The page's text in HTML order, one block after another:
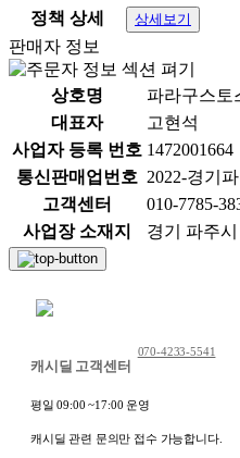
상품 정보고시
항목
정책 상세
상세보기
판매자 정보
상호명
파라구스토
대표자
고현석
사업자 등록 번호 1472001664
통신판매업번호 2022-경기
고객센터
010-7785-
사업장 소재지
경기 파주시
캐시딜 고객센터
070-4233-5541
평일 09:00 ~17:00 운영
캐시딜 관련 문의만 접수 가능합니다.